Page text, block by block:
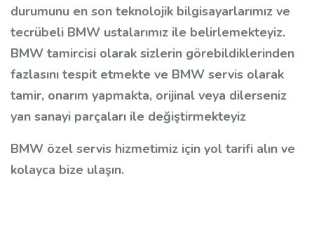
durumunu en son teknolojik bilgisayarlarımız ve
tecrübeli BMW ustalarımız ile belirlemekteyiz.
BMW tamircisi olarak sizlerin görebildiklerinden
fazlasını tespit etmekte ve BMW servis olarak
tamir, onarım yapmakta, orijinal veya dilerseniz
yan sanayi parçaları ile değiştirmekteyiz
BMW özel servis hizmetimiz için yol tarifi alın ve
kolayca bize ulaşın.